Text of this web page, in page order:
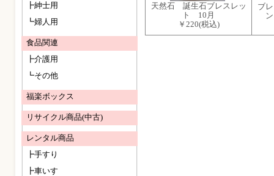
天然石 誕生石ブレスレッ
ト 10月
￥220(税込)
ブ
┣紳士用
┗婦人用
食品関連
┣介護用
┗その他
福楽ボックス
リサイクル商品(中古)
レンタル商品
┣手すり
┣車いす